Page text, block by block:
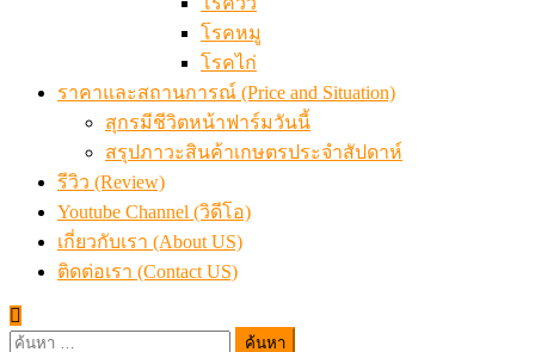
โรคหมู
โรคไก่
ราคาและสถานการณ์ (Price and Situation)
สุกรมีชีวิตหน้าฟาร์มวันนี้
สรุปภาวะสินค้าเกษตรประจำสัปดาห์
รีวิว (Review)
Youtube Channel (วิดีโอ)
เกี่ยวกับเรา (About US)
ติดต่อเรา (Contact US)
ค้นหา